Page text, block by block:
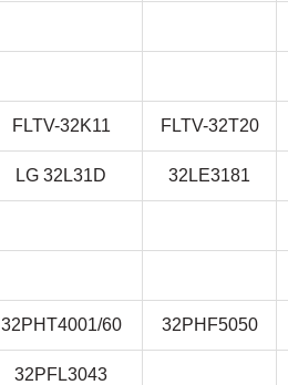
FLTV-32K11 FLTV-32T20
LG 32L31D 32LE3181
32PHT4001/60 32PHF5050
32PFL3043